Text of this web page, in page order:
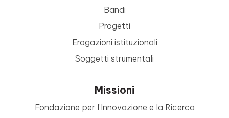
Bandi
Progetti
Erogazioni istituzionali
Soggetti strumentali
Missioni
Fondazione per l’Innovazione e la Ricerca